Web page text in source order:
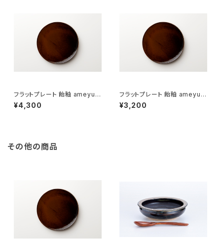
フラットプレート 飴釉 ameyu
（21cm）
¥4,300
フラットプレート 飴釉 ameyu（1
8cm）
¥3,200
その他の商品